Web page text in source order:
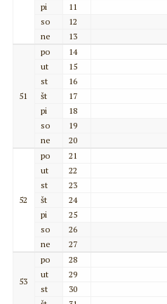
pi
11
so
12
ne
13
51
po
14
ut
15
st
16
št
17
pi
18
so
19
ne
20
52
po
21
ut
22
st
23
št
24
pi
25
so
26
ne
27
53
po
28
ut
29
st
30